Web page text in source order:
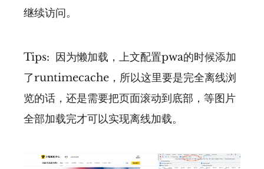
继续访问。
Tips: 因为懒加载，上文配置pwa的时候添加
了runtimecache，所以这里要是完全离线浏
览的话，还是需要把页面滚动到底部，等图片
全部加载完才可以实现离线加载。